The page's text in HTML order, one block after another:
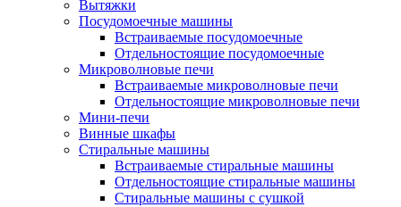
Вытяжки
Посудомоечные машины
Встраиваемые посудомоечные
Отдельностоящие посудомоечные
Микроволновые печи
Встраиваемые микроволновые печи
Отдельностоящие микроволновые печи
Мини-печи
Винные шкафы
Стиральные машины
Встраиваемые стиральные машины
Отдельностоящие стиральные машины
Стиральные машины с сушкой